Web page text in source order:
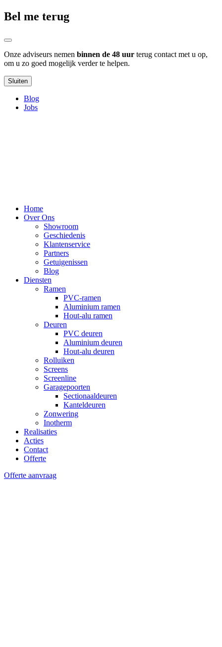
Bel me terug
Onze adviseurs nemen binnen de 48 uur terug contact met u op,
om u zo goed mogelijk verder te helpen.
Sluiten
Blog
Jobs
Home
Over Ons
Showroom
Geschiedenis
Klantenservice
Partners
Getuigenissen
Blog
Diensten
Ramen
PVC-ramen
Aluminium ramen
Hout-alu ramen
Deuren
PVC deuren
Aluminium deuren
Hout-alu deuren
Rolluiken
Screens
Screenline
Garagepoorten
Sectionaaldeuren
Kanteldeuren
Zonwering
Inotherm
Realisaties
Acties
Contact
Offerte
Offerte aanvraag